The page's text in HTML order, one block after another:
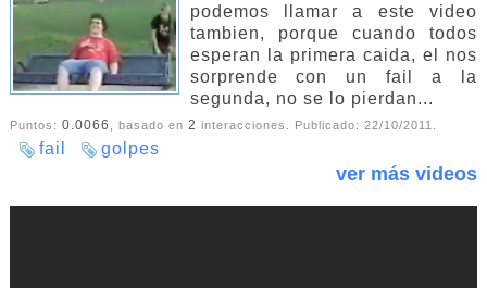
podemos llamar a este video
tambien, porque cuando todos
esperan la primera caida, el nos
sorprende con un fail a la
segunda, no se lo pierdan...
Puntos: 0.0066 , basado en 2 interacciones. Publicado: 22/10/2011.
fail golpes
ver más videos